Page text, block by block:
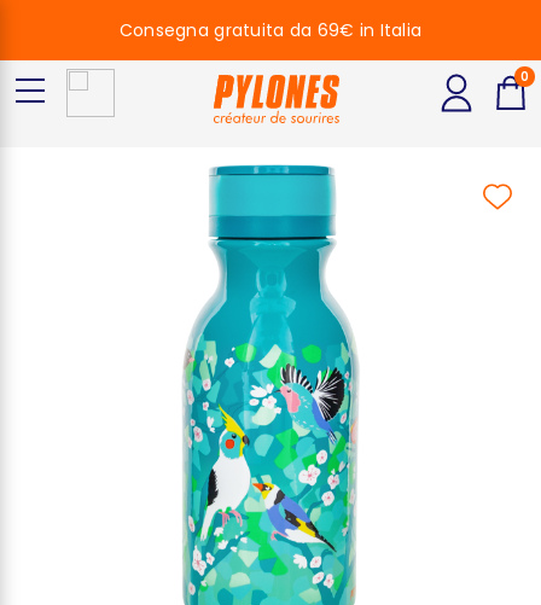
Consegna gratuita da 69€ in Italia
0